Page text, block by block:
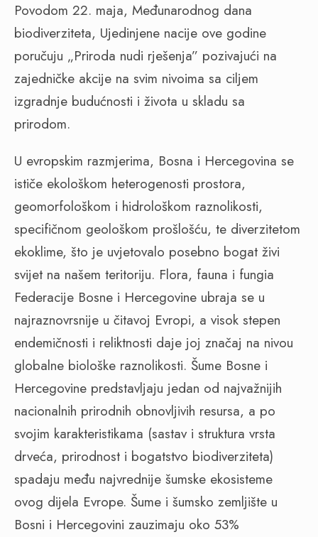
Povodom 22. maja, Međunarodnog dana
biodiverziteta, Ujedinjene nacije ove godine
poručuju „Priroda nudi rješenja” pozivajući na
zajedničke akcije na svim nivoima sa ciljem
izgradnje budućnosti i života u skladu sa
prirodom.
U evropskim razmjerima, Bosna i Hercegovina se
ističe ekološkom heterogenosti prostora,
geomorfološkom i hidrološkom raznolikosti,
specifičnom geološkom prošlošću, te diverzitetom
ekoklime, što je uvjetovalo posebno bogat živi
svijet na našem teritoriju. Flora, fauna i fungia
Federacije Bosne i Hercegovine ubraja se u
najraznovrsnije u čitavoj Evropi, a visok stepen
endemičnosti i reliktnosti daje joj značaj na nivou
globalne biološke raznolikosti. Šume Bosne i
Hercegovine predstavljaju jedan od najvažnijih
nacionalnih prirodnih obnovljivih resursa, a po
svojim karakteristikama (sastav i struktura vrsta
drveća, prirodnost i bogatstvo biodiverziteta)
spadaju među najvrednije šumske ekosisteme
ovog dijela Evrope. Šume i šumsko zemljište u
Bosni i Hercegovini zauzimaju oko 53%